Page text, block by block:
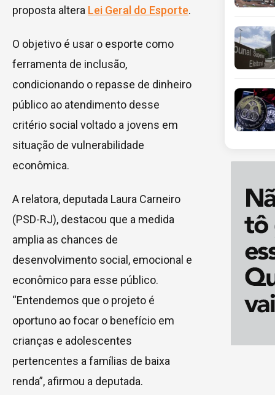
proposta altera Lei Geral do Esporte.
O objetivo é usar o esporte como
ferramenta de inclusão,
condicionando o repasse de dinheiro
público ao atendimento desse
critério social voltado a jovens em
situação de vulnerabilidade
econômica.
A relatora, deputada Laura Carneiro
(PSD-RJ), destacou que a medida
amplia as chances de
desenvolvimento social, emocional e
econômico para esse público.
“Entendemos que o projeto é
oportuno ao focar o benefício em
crianças e adolescentes
pertencentes a famílias de baixa
renda”, afirmou a deputada.